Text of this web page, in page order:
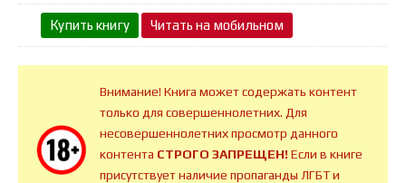
Купить книгу Читать на мобильном
Внимание! Книга может содержать контент
только для совершеннолетних. Для
несовершеннолетних просмотр данного
контента СТРОГО ЗАПРЕЩЕН!Если в книге
присутствует наличие пропаганды ЛГБТ и